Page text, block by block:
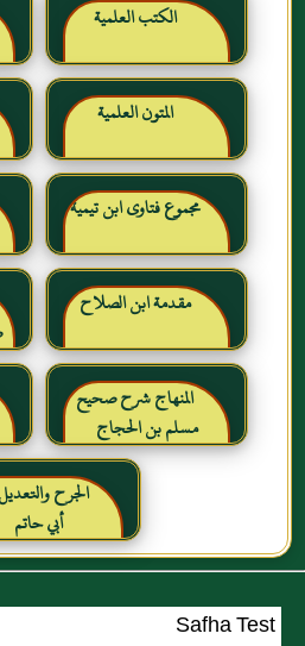
الكتب العلمية
المتون العلمية
مجموع فتاوى ابن تيمية
مقدمة ابن الصلاح
المنهاج شرح صحيح
مسلم بن الحجاج
الجرح
أبي حاتم
Safha Test